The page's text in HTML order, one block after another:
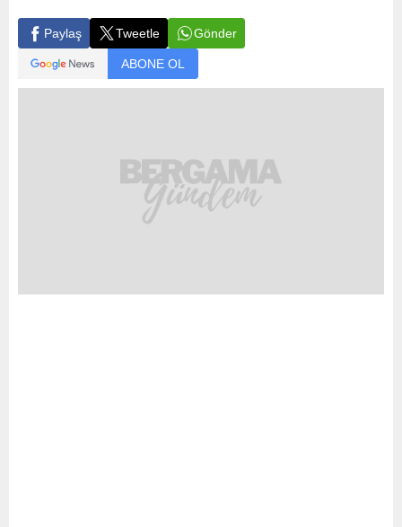
Paylaş Tweetle Gönder
ABONE OL